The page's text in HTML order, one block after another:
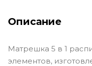
Описание
Матрешка 5 в 1
элементов,